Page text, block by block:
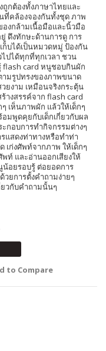
กต้องทั้งภาษาไทยและ
ที่คล้องจองกันทั้งชุด ภาพ
องกล้ามเนื้อมือและนิ้วมือ
ดึงทักษะด้านการดู การ
ก็บได้เป็นหมวดหมู่ ป้องกัน
ปได้ทุกที่ทุกเวลา ชวน
flash card หนูชอบกินผัก
มรูปทรงของภาพขนาด
ยงาม เหมือนจริงกระตุ้น
างสรรค์จาก flash card
เห็นภาพผัก แล้วให้เด็กๆ
มพูดคุยกับเด็กเกี่ยวกับผล
กอบการทำกิจกรรมต่างๆ
รแสดงท่าทางหรือทำท่า
เก่งศัพท์จากภาพ ให้เด็กๆ
ท์ และอ่านออกเสียงให้
น้อยรอบรู้ ต่อยอดการ
วยการตั้งคำถามง่ายๆ
ยวกับคำถามนั้นๆ
to Compare